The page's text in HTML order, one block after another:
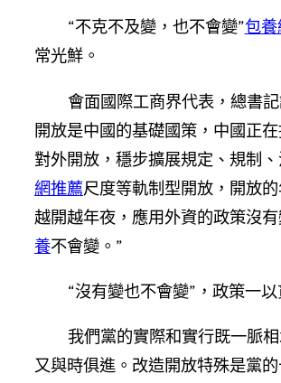
“不克不及變，也不會變”包養
常光鮮。
會面國際工商界代表，總書
開放是中國的基礎國策，中國正
對外開放，穩步擴展規定、規制、
網推薦尺度等軌制型開放，開放
越開越年夜，應用外資的政策沒
養不會變。”
“沒有變也不會變”，政策一以
我們黨的實際和實行既一脈
又與時俱進。改造開放特殊是黨